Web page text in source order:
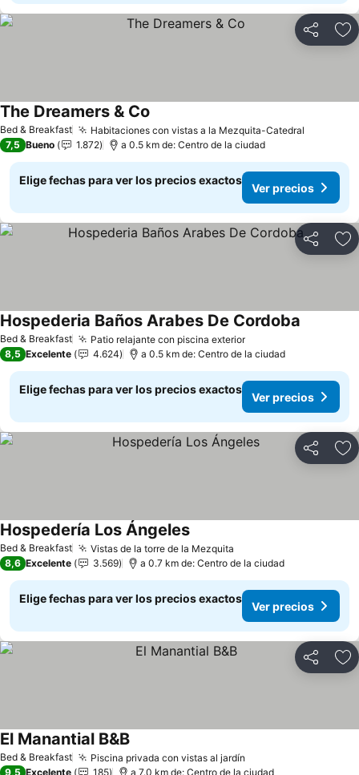
Compartir
Bed & Breakfast Habitaciones con vistas a la Mezquita-Catedral
The Dreamers & Co
7,5 Bueno 1.872 a 0.5 km de: Centro de la ciudad
Elige fechas para ver los precios exactos
Ver precios
Compartir
Bed & Breakfast Patio relajante con piscina exteriorVer precios
Hospederia Baños Arabes De Cordoba
8,5 Excelente 4.624 a 0.5 km de: Centro de la ciudad
Elige fechas para ver los precios exactos
Ver precios
Compartir
Bed & Breakfast Vistas de la torre de la Mezquita
Hospedería Los ÁngelesVer precios
8,6 Excelente 3.569 a 0.7 km de: Centro de la ciudad
Elige fechas para ver los precios exactos
Ver precios
Compartir
Bed & Breakfast Piscina privada con vistas al jardín
El Manantial B&BVer precios
9,5 Excelente 185 a 7.0 km de: Centro de la ciudad